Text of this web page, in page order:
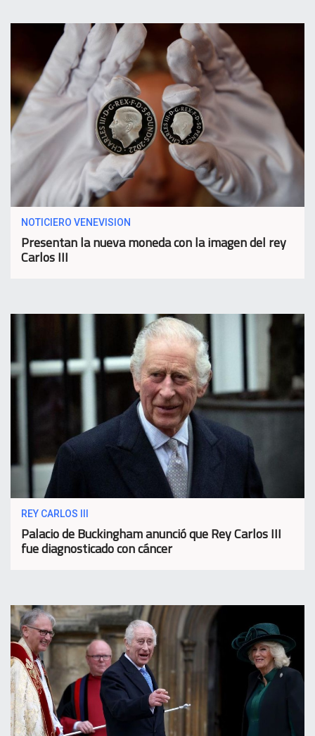
NOTICIERO VENEVISION
Presentan la nueva moneda con la imagen del rey
Carlos III
REY CARLOS III
Palacio de Buckingham anunció que Rey Carlos III
fue diagnosticado con cáncer